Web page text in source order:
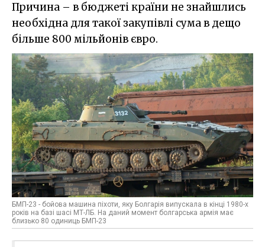
Причина – в бюджеті країни не знайшлись
необхідна для такої закупівлі сума в дещо
більше 800 мільйонів євро.
БМП-23 - бойова машина піхоти, яку Болгарія випускала в кінці 1980-х
років на базі шасі МТ-ЛБ. На даний момент болгарська армія має
близько 80 одиниць БМП-23